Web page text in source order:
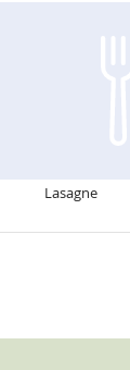
Lasagne